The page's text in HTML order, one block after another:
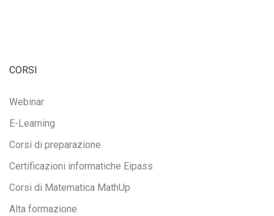
CORSI
Webinar
E-Learning
Corsi di preparazione
Certificazioni informatiche Eipass
Corsi di Matematica MathUp
Alta formazione